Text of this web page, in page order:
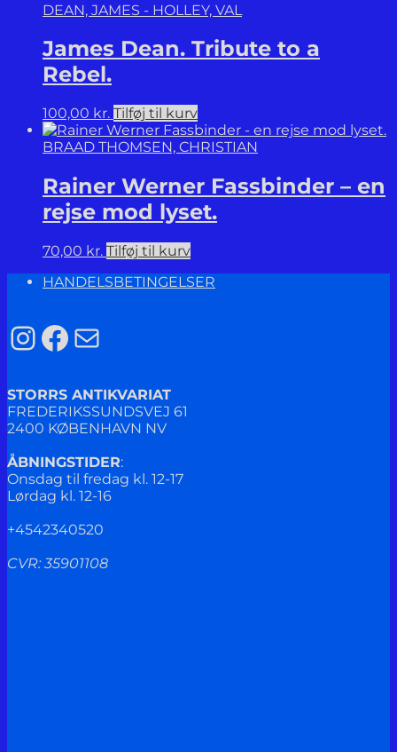
DEAN, JAMES - HOLLEY, VAL
James Dean. Tribute to a
Rebel.
100,00 kr. Tilføj til kurv
BRAAD THOMSEN, CHRISTIAN
Rainer Werner Fassbinder – en
rejse mod lyset.
70,00 kr. Tilføj til kurv
HANDELSBETINGELSER
Instagram
Facebook
Mail
STORRS ANTIKVARIAT
FREDERIKSSUNDSVEJ 61
2400 KØBENHAVN NV
ÅBNINGSTIDER:
Onsdag til fredag kl. 12-17
Lørdag kl. 12-16
+4542340520
CVR: 35901108